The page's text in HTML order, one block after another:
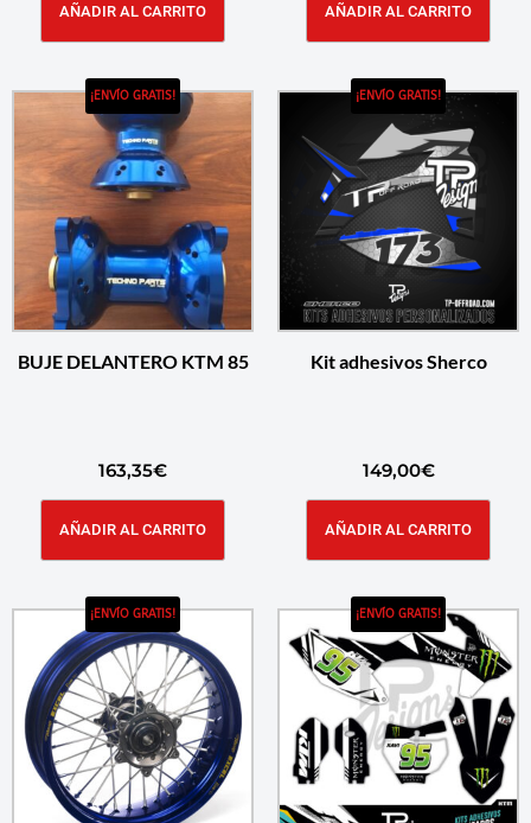
AÑADIR AL CARRITO AÑADIR AL CARRITO
¡ENVÍO GRATIS!
BUJE DELANTERO KTM 85
163,35€
AÑADIR AL CARRITO
¡ENVÍO GRATIS!
Kit adhesivos Sherco
149,00€
AÑADIR AL CARRITO
¡ENVÍO GRATIS! ¡ENVÍO GRATIS!